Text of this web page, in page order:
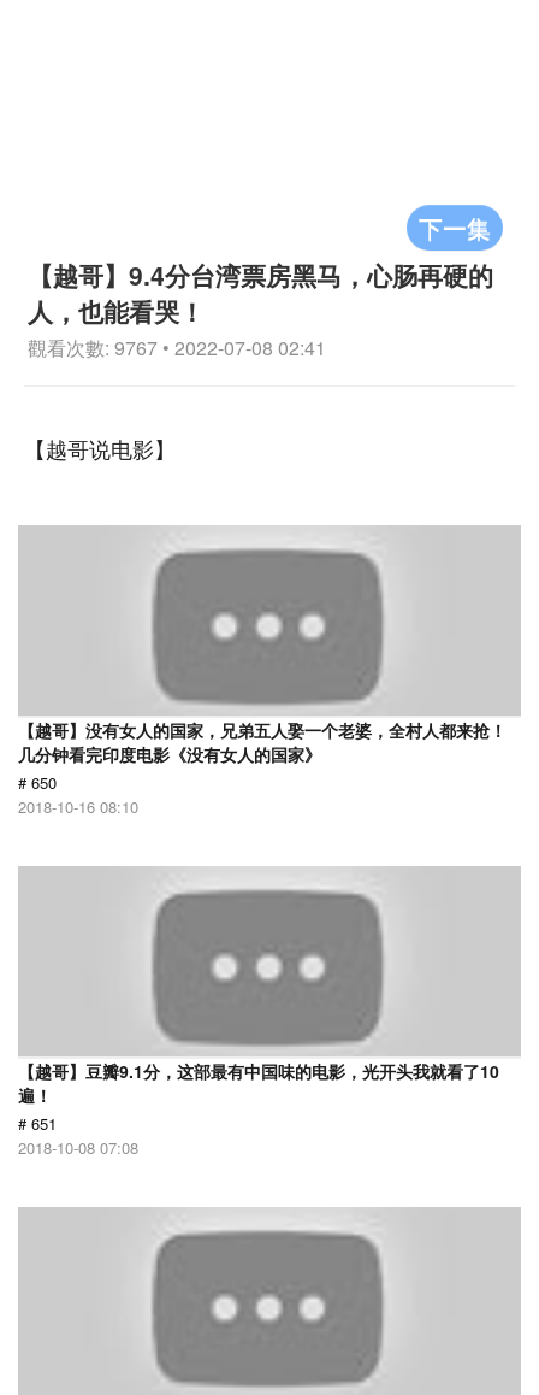
下一集
【越哥】9.4分台湾票房黑马，心肠再硬的
人，也能看哭！
觀看次數: 9767 • 2022-07-08 02:41
【越哥说电影】
【越哥】没有女人的国家，兄弟五人娶一个老婆，全村人都来抢！
几分钟看完印度电影《没有女人的国家》
# 650
2018-10-16 08:10
【越哥】豆瓣9.1分，这部最有中国味的电影，光开头我就看了10
遍！
# 651
2018-10-08 07:08